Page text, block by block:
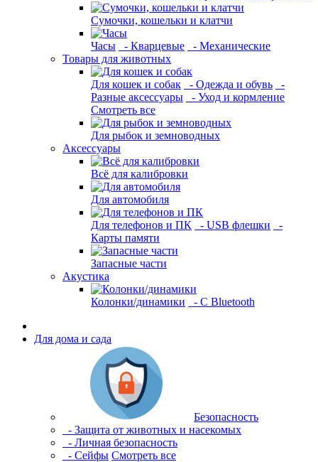
Сумочки, кошельки и клатчи
Часы - Кварцевые
- Механические
Товары для животных
Для кошек и собак - Одежда и обувь
-
Разные аксессуары
- Уход и кормление
Смотреть все
Для рыбок и земноводных
Аксессуары
Всё для калибровки
Для автомобиля
Для телефонов и ПК - USB флешки
-
Карты памяти
Запасные части
Акустика
Колонки/динамики - С Bluetooth
Для дома и сада
Безопасность
- Защита от животных и насекомых
- Личная безопасность
- Сейфы Смотреть все